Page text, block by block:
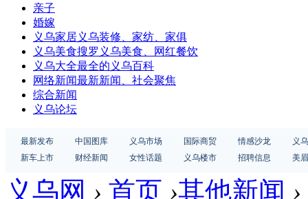
亲子
婚嫁
义乌家居义乌装修、家纺、家俱
义乌美食搜罗义乌美食、网红餐饮
义乌大全最全的义乌百科
网络新闻最新新闻、社会聚焦
综合新闻
义乌论坛
最新发布 中国图库 义乌市场 国际商贸 情感沙龙
义
新车上市
财经新闻 女性话题 义乌楼市 招聘信息 美
义乌网 › 首页 ›其他新闻 ›